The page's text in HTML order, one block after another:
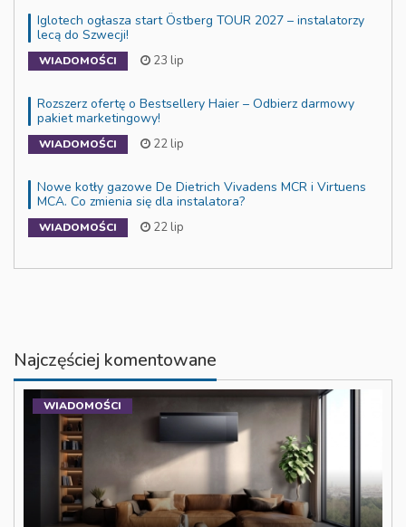
Iglotech ogłasza start Östberg TOUR 2027 – instalatorzy
lecą do Szwecji!
WIADOMOŚCI 23 lip
Rozszerz ofertę o Bestsellery Haier – Odbierz darmowy
pakiet marketingowy!
WIADOMOŚCI 22 lip
Nowe kotły gazowe De Dietrich Vivadens MCR i Virtuens
MCA. Co zmienia się dla instalatora?
WIADOMOŚCI 22 lip
Najczęściej komentowane
WIADOMOŚCI